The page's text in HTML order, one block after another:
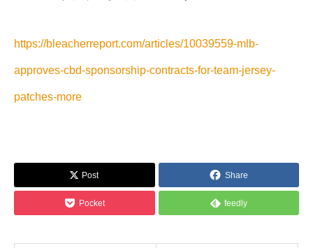
https://bleacherreport.com/articles/10039559-mlb-
approves-cbd-sponsorship-contracts-for-team-jersey-
patches-more
Post Share
Pocket feedly